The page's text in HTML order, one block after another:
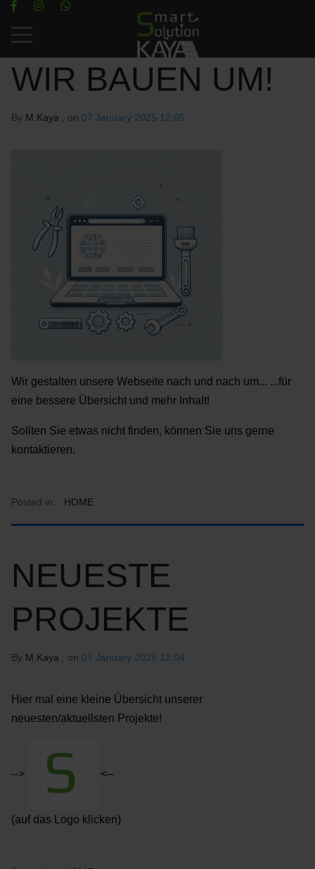
Mobile Menu Toggle
WIR BAUEN UM!
By M.Kaya , on 07 January 2025 12:05
Wir gestalten unsere Webseite nach und nach um... ...für
eine bessere Übersicht und mehr Inhalt!
Sollten Sie etwas nicht finden, können Sie uns gerne
kontaktieren.
Posted in: HOME
NEUESTE
PROJEKTE
By M.Kaya , on 07 January 2025 12:04
Hier mal eine kleine Übersicht unserer
neuesten/aktuellsten Projekte!
--> <--
(auf das Logo klicken)